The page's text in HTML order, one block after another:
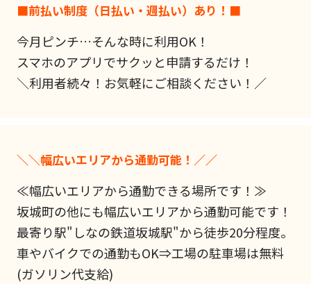
■前払い制度（日払い・週払い）あり！■
今月ピンチ…そんな時に利用OK！
スマホのアプリでサクッと申請するだけ！
＼利用者続々！お気軽にご相談ください！／
＼＼幅広いエリアから通勤可能！／／
≪幅広いエリアから通勤できる場所です！≫
坂城町の他にも幅広いエリアから通勤可能です！
最寄り駅"しなの鉄道坂城駅"から徒歩20分程度。
車やバイクでの通勤もOK⇒工場の駐車場は無料
(ガソリン代支給)